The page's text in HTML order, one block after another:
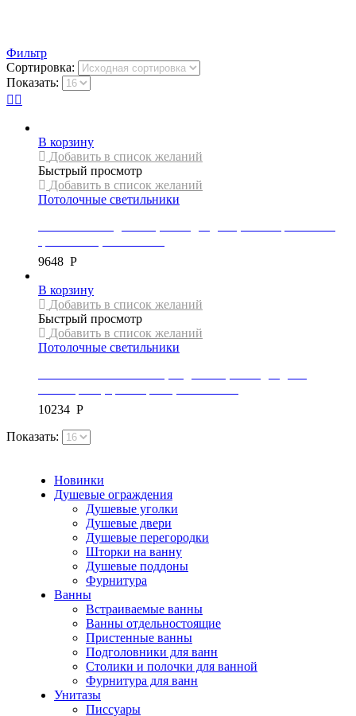
Фильтр
Сортировка:
Показать:
В корзину
Добавить в список желаний
Быстрый просмотр
Добавить в список желаний
Потолочные светильники
9648 Р
В корзину
Добавить в список желаний
Быстрый просмотр
Добавить в список желаний
Потолочные светильники
10234 Р
Показать:
Новинки
Душевые ограждения
Душевые уголки
Душевые двери
Душевые перегородки
Шторки на ванну
Душевые поддоны
Фурнитура
Ванны
Встраиваемые ванны
Ванны отдельностоящие
Пристенные ванны
Подголовники для ванн
Столики и полочки для ванной
Фурнитура для ванн
Унитазы
Писсуары